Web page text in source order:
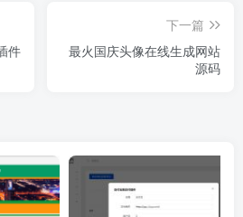
件
下一篇
最火国庆头像在线生成网站
源码